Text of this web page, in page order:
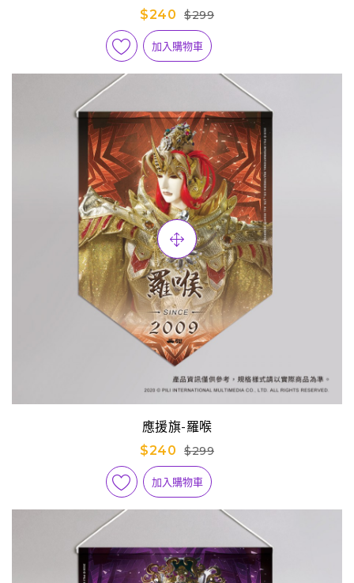
$240
$299
加入購物車
應援旗-羅喉
$240
$299
加入購物車